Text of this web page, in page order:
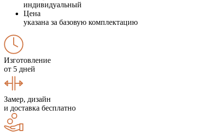
индивидуальный
Цена
указана за базовую комплектацию
Изготовление
от 5 дней
Замер, дизайн
и доставка бесплатно